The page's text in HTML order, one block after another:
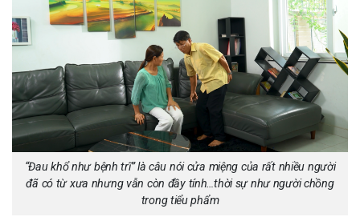
“Đau khổ như bệnh trĩ” là câu nói cửa miệng của rất nhiều người
đã có từ xưa nhưng vẫn còn đầy tính…thời sự như người chồng
trong tiểu phẩm